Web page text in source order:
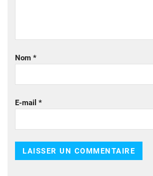
Nom *
E-mail *